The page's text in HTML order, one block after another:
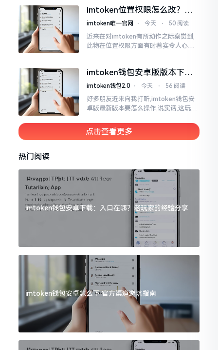
imtoken位置权限怎么改？手
把手教你搞定
imtoken唯一官网 ⋅ 今天 ⋅ 50 阅读
近来在对imtoken有所动作之际察觉到,
此物在位置权限方面有时着实令人心生
的模样
imtoken钱包安卓版版本下载
安装教程
imtoken钱包2.0 ⋅ 今天 ⋅ 56 阅读
好多朋友近来向我打听,imtoken钱包安
卓版最新版本要怎么操作,说实话,这玩意
都快两年了,从1.8版本一直跟到现在的2.
0版本
点击查看更多
热门阅读
imtoken钱包安卓下载：入口在哪？老玩家的经验分享
imtoken钱包安卓怎么下 官方渠道避坑指南